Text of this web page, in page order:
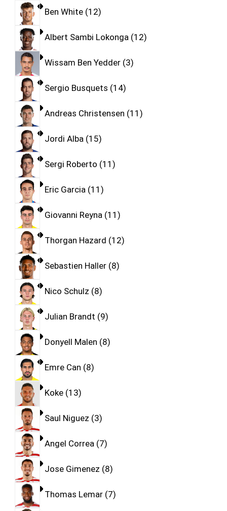
Ben White 12
Albert Sambi Lokonga 12
Wissam Ben Yedder 3
Sergio Busquets 14
Andreas Christensen 11
Jordi Alba 15
Sergi Roberto 11
Eric Garcia 11
Giovanni Reyna 11
Thorgan Hazard 12
Sebastien Haller 8
Nico Schulz 8
Julian Brandt 9
Donyell Malen 8
Emre Can 8
Koke 13
Saul Niguez 3
Angel Correa 7
Jose Gimenez 8
Thomas Lemar 7